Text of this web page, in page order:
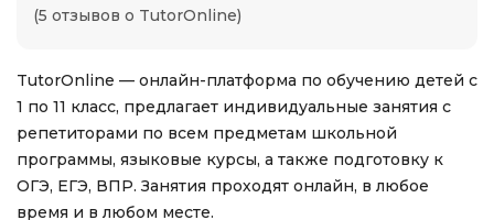
(5 отзывов о TutorOnline)
TutorOnline — онлайн-платформа по обучению детей с
1 по 11 класс, предлагает индивидуальные занятия с
репетиторами по всем предметам школьной
программы, языковые курсы, а также подготовку к
ОГЭ, ЕГЭ, ВПР. Занятия проходят онлайн, в любое
время и в любом месте.